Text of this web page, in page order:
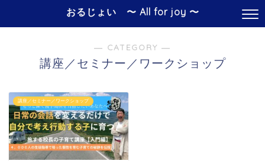
おるじょい 〜 All for joy 〜
― CATEGORY ―
講座／セミナー／ワークショップ
講座／セミナー／ワークショップ